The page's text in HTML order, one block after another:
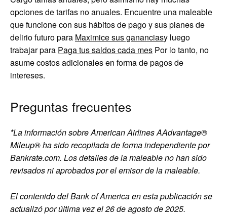
opciones de tarifas no anuales. Encuentre una maleable
que funcione con sus hábitos de pago y sus planes de
delirio futuro para Maximice sus gananciasy luego
trabajar para Paga tus saldos cada mes Por lo tanto, no
asume costos adicionales en forma de pagos de
intereses.
Preguntas frecuentes
*La información sobre American Airlines AAdvantage®
Mileup® ha sido recopilada de forma independiente por
Bankrate.com. Los detalles de la maleable no han sido
revisados ​​ni aprobados por el emisor de la maleable.
El contenido del Bank of America en esta publicación se
actualizó por última vez el 26 de agosto de 2025.